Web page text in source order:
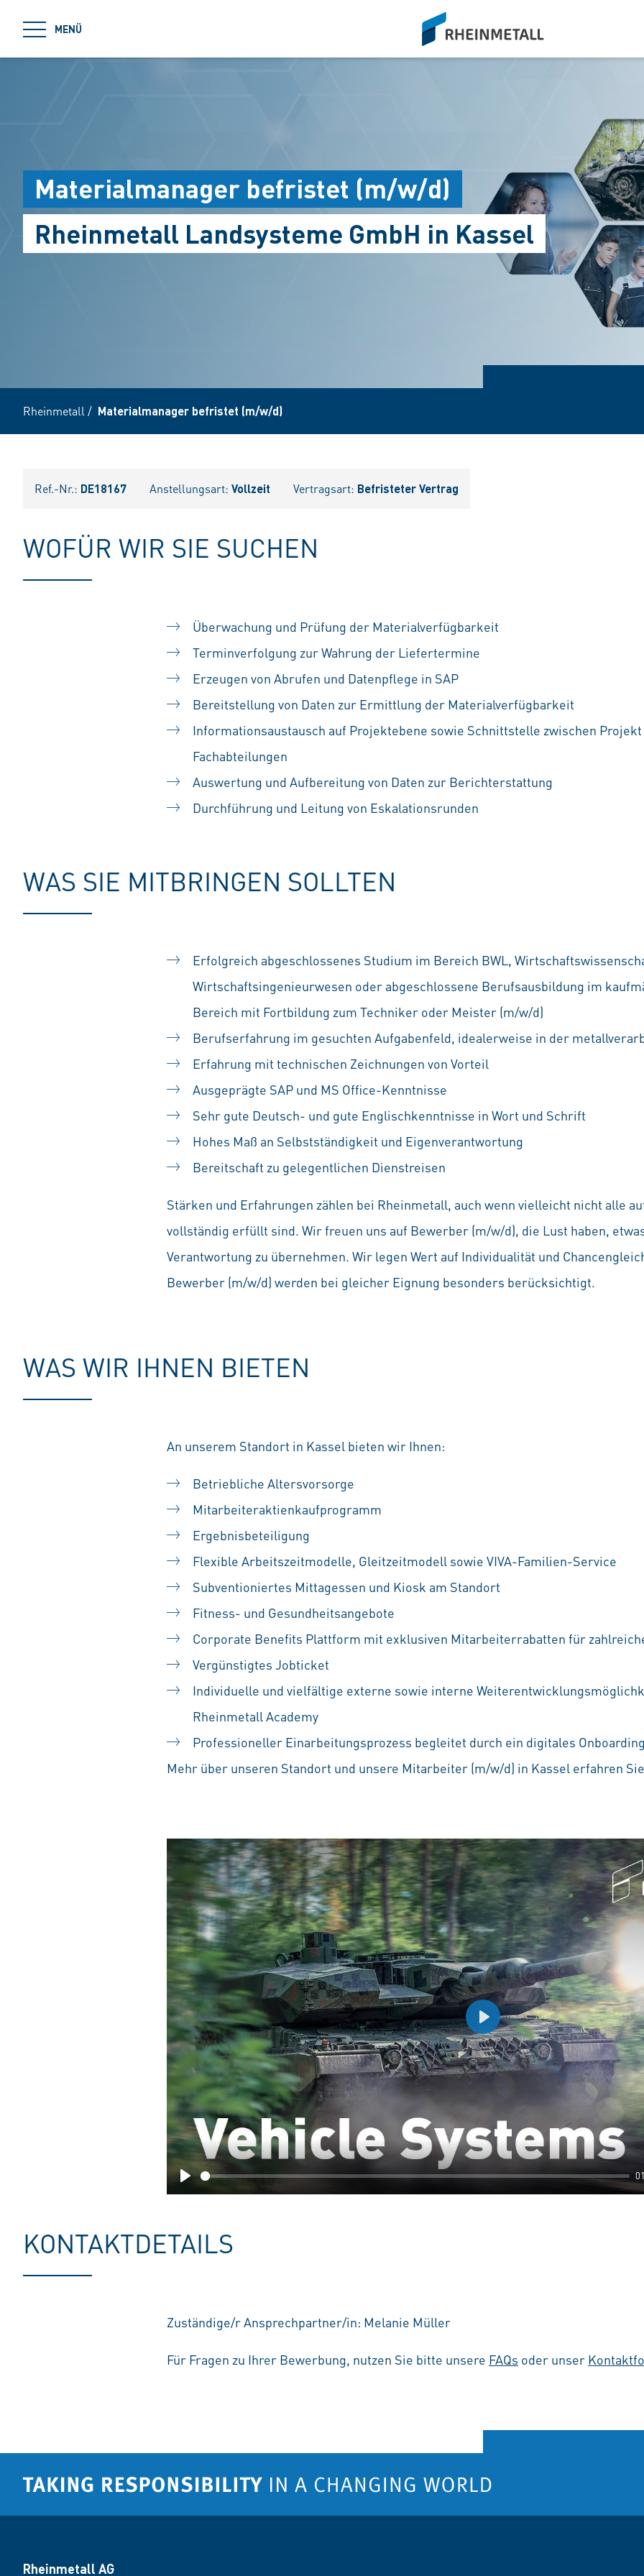
MENÜ
siteLogo
Materialmanager befristet (m/w/d)
Rheinmetall Landsysteme GmbH in Kassel
Rheinmetall / Materialmanager befristet (m/w/d)
Ref.-Nr.: DE18167 Anstellungsart: Vollzeit Vertragsart: Befristeter Vertrag
WOFÜR WIR SIE SUCHEN
Überwachung und Prüfung der Materialverfügbarkeit
Terminverfolgung zur Wahrung der Liefertermine
Erzeugen von Abrufen und Datenpflege in SAP
Bereitstellung von Daten zur Ermittlung der Materialverfügbarkeit
Informationsaustausch auf Projektebene sowie Schnittstelle zwischen Projekt
Fachabteilungen
Auswertung und Aufbereitung von Daten zur Berichterstattung
Durchführung und Leitung von Eskalationsrunden
WAS SIE MITBRINGEN SOLLTEN
Erfolgreich abgeschlossenes Studium im Bereich BWL,
Wirtschaftsingenieurwesen oder abgeschlossene Berufsausbildung im
Bereich mit Fortbildung zum Techniker oder Meister (m/w/d)
Berufserfahrung im gesuchten Aufgabenfeld, idealerweise in der
Erfahrung mit technischen Zeichnungen von Vorteil
Ausgeprägte SAP und MS Office-Kenntnisse
Sehr gute Deutsch- und gute Englischkenntnisse in Wort und Schrift
Hohes Maß an Selbstständigkeit und Eigenverantwortung
Bereitschaft zu gelegentlichen Dienstreisen
Stärken und Erfahrungen zählen bei Rheinmetall, auch wenn vielleicht nicht alle
vollständig erfüllt sind. Wir freuen uns auf Bewerber (m/w/d), die Lust haben,
Verantwortung zu übernehmen. Wir legen Wert auf Individualität und
Bewerber (m/w/d) werden bei gleicher Eignung besonders berücksichtigt.
WAS WIR IHNEN BIETEN
An unserem Standort in Kassel bieten wir Ihnen:
Betriebliche Altersvorsorge
Mitarbeiteraktienkaufprogramm
Ergebnisbeteiligung
Flexible Arbeitszeitmodelle, Gleitzeitmodell sowie VIVA-Familien-Service
Subventioniertes Mittagessen und Kiosk am Standort
Fitness- und Gesundheitsangebote
Corporate Benefits Plattform mit exklusiven Mitarbeiterrabatten für
Vergünstigtes Jobticket
Individuelle und vielfältige externe sowie interne
Rheinmetall Academy
Professioneller Einarbeitungsprozess begleitet durch ein digitales
Mehr über unseren Standort und unsere Mitarbeiter (m/w/d) in Kassel erfahren Sie
Play
Play
KONTAKTDETAILS
Zuständige/r Ansprechpartner/in: Melanie Müller
Für Fragen zu Ihrer Bewerbung, nutzen Sie bitte unsere FAQs oder unser
Rheinmetall AG